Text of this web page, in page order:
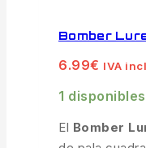
Bomber
6.99€ IVA
1 disponibles
El Bomber